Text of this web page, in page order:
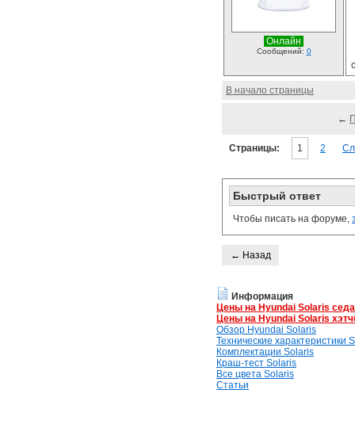
Онлайн
Сообщений: 0
В начало страницы
←
Страницы: 1 2
Быстрый ответ
Чтобы писать на форуме,
← Назад
Информация
Цены на Hyundai Solaris
Цены на Hyundai Solaris
Обзор Hyundai Solaris
Технические характеристики
Комплектации Solaris
Краш-тест Solaris
Все цвета Solaris
Статьи